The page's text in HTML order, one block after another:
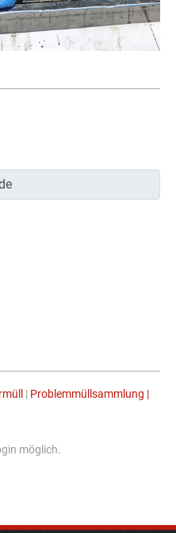
| Problemmüllsammlung |
möglich.